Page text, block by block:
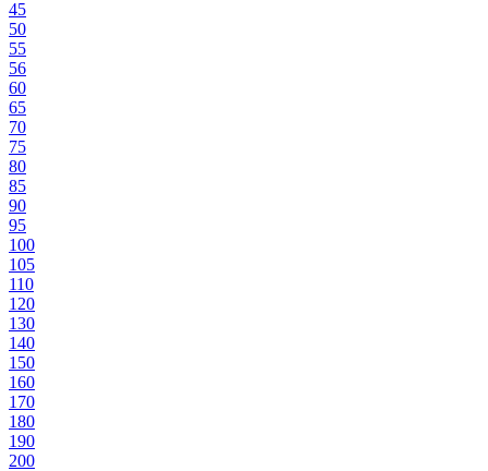
45
50
55
56
60
65
70
75
80
85
90
95
100
105
110
120
130
140
150
160
170
180
190
200